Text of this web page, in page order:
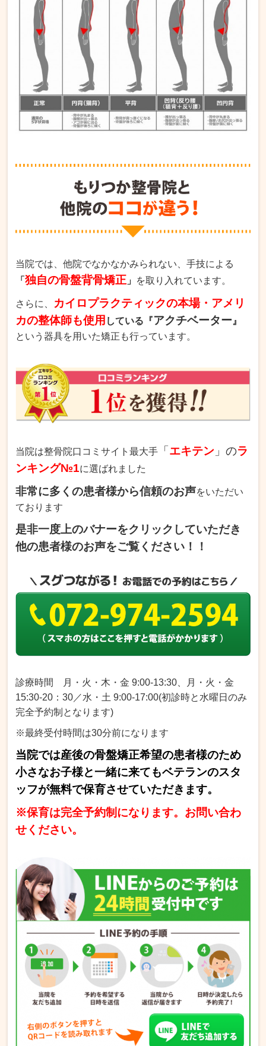
当院では、他院でなかなかみられない、手技による
「独自の骨盤背骨矯正 」 を取り入れています。
さらに、
カイロプラクティックの本場・アメリ
カの整体師も使用 している『アクチベーター 』
という器具を用いた矯正も行っています。
当院は整骨院口コミサイト最大手 「エキテン 」のラ
ンキング№1に選ばれました
非常に多くの患者様から信頼のお声をいただい
ております
是非一度上のバナーをクリックしていただき
他の患者様のお声をご覧ください！！
診療時間
月・火・木・金 9:00-13:30、月・火・金
15:30-20：30／水・土 9:00-17:00(初診時と水曜日のみ
完全予約制となります)
※最終受付時間は30分前になります
当院では産後の骨盤矯正希望の患者様のため
小さなお子様と一緒に来てもベテランのスタ
ッフが無料で保育させていただきます。
※保育は完全予約制になります。お問い合わ
せください。